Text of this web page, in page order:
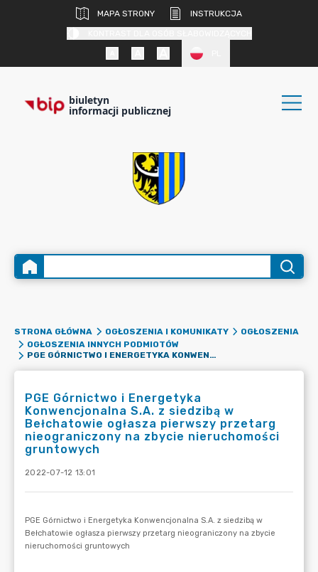
MAPA STRONY
INSTRUKCJA
biuletyn
informacji publicznej
STRONA GŁÓWNA OGŁOSZENIA I KOMUNIKATY
OGŁOSZENIA
OGŁOSZENIA INNYCH PODMIOTÓW
PGE GÓRNICTWO I ENERGETYKA KONWENCJONALNA S.A. Z SIEDZIBĄ W BEŁCHATOWIE OGŁASZA PIERWSZY PRZETARG NIEOGRANICZONY NA ZBYCIE NIERUCHOMOŚCI GRUNTOWYCH
PGE Górnictwo i Energetyka
Konwencjonalna S.A. z siedzibą w
Bełchatowie ogłasza pierwszy przetarg
nieograniczony na zbycie nieruchomości
gruntowych
2022-07-12 13:01